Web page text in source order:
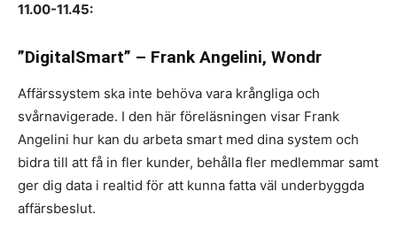
11.00-11.45:
”DigitalSmart” – Frank Angelini, Wondr
Affärssystem ska inte behöva vara krångliga och
svårnavigerade. I den här föreläsningen visar Frank
Angelini hur kan du arbeta smart med dina system och
bidra till att få in fler kunder, behålla fler medlemmar samt
ger dig data i realtid för att kunna fatta väl underbyggda
affärsbeslut.